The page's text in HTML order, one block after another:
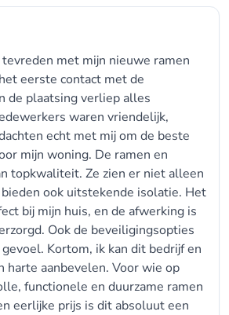
met mijn nieuwe ramen
eerste contact met de
de plaatsing verliep alles
waren vriendelijk,
echt met mij om de beste
mijn woning. De ramen en
topkwaliteit. Ze zien er niet alleen
ook uitstekende isolatie. Het
bij mijn huis, en de afwerking is
Ook de beveiligingsopties
Kortom, ik kan dit bedrijf en
harte aanbevelen. Voor wie op
functionele en duurzame ramen
eerlijke prijs is dit absoluut een